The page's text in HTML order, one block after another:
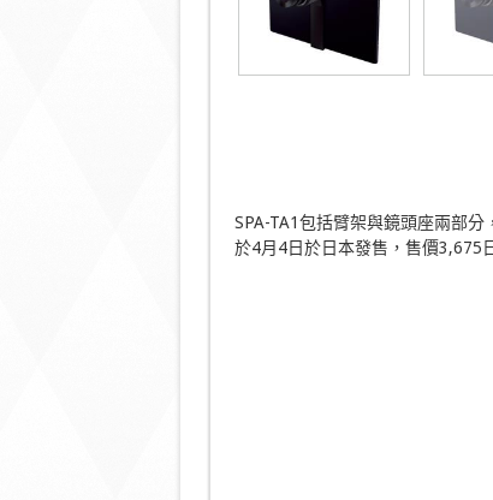
SPA-TA1包括臂架與鏡頭座兩部
於4月4日於日本發售，售價3,675